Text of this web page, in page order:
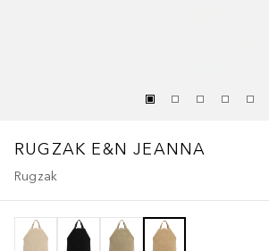
RUGZAK E&N JEANNA
Rugzak